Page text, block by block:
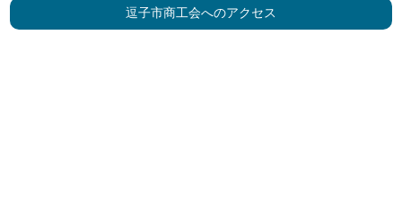
逗子市商工会へのアクセス